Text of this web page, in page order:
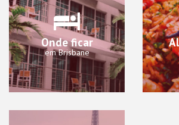
Onde ficar
em Brisbane